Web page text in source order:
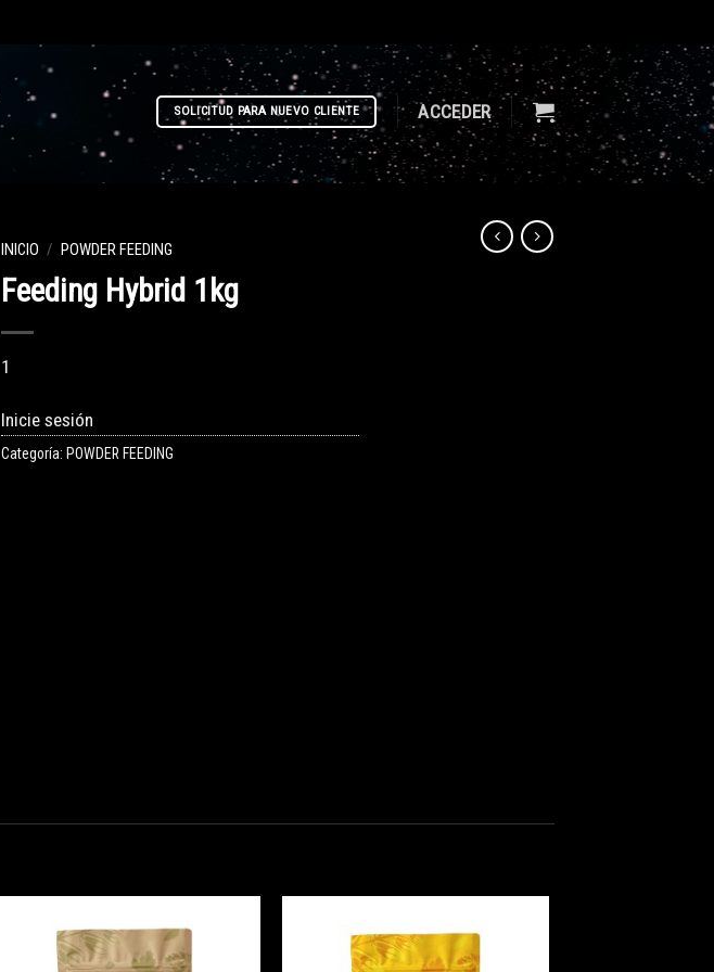
SOLICITUD PARA NUEVO CLIENTE ACCEDER
INICIO / POWDER FEEDING
Feeding Hybrid 1kg
1
Inicie sesión
Categoría: POWDER FEEDING